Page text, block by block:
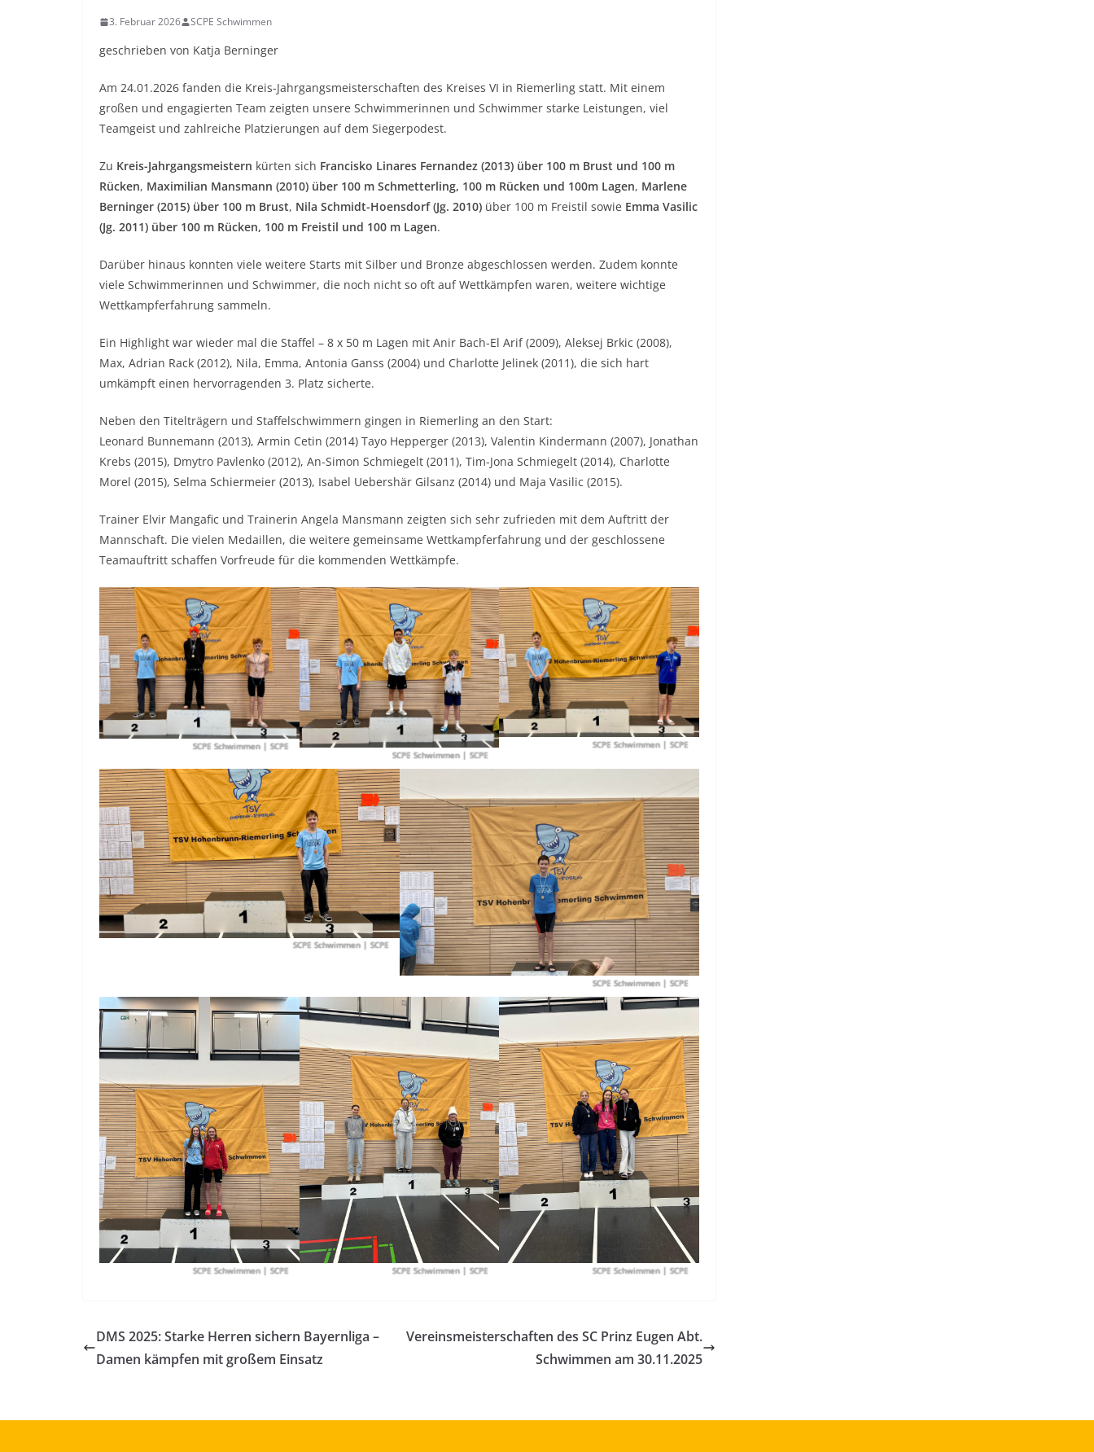
3. Februar 2026 SCPE Schwimmen
geschrieben von Katja Berninger
Am 24.01.2026 fanden die Kreis-Jahrgangsmeisterschaften des Kreises VI in Riemerling statt. Mit einem
großen und engagierten Team zeigten unsere Schwimmerinnen und Schwimmer starke Leistungen, viel
Teamgeist und zahlreiche Platzierungen auf dem Siegerpodest.
Zu Kreis-Jahrgangsmeistern kürten sich Francisko Linares Fernandez (2013) über 100 m Brust und 100 m
Rücken, Maximilian Mansmann (2010) über 100 m Schmetterling, 100 m Rücken und 100m Lagen, Marlene
Berninger (2015) über 100 m Brust, Nila Schmidt-Hoensdorf (Jg. 2010) über 100 m Freistil sowie Emma Vasilic
(Jg. 2011) über 100 m Rücken, 100 m Freistil und 100 m Lagen.
Darüber hinaus konnten viele weitere Starts mit Silber und Bronze abgeschlossen werden. Zudem konnte
viele Schwimmerinnen und Schwimmer, die noch nicht so oft auf Wettkämpfen waren, weitere wichtige
Wettkampferfahrung sammeln.
Ein Highlight war wieder mal die Staffel – 8 x 50 m Lagen mit Anir Bach-El Arif (2009), Aleksej Brkic (2008),
Max, Adrian Rack (2012), Nila, Emma, Antonia Ganss (2004) und Charlotte Jelinek (2011), die sich hart
umkämpft einen hervorragenden 3. Platz sicherte.
Neben den Titelträgern und Staffelschwimmern gingen in Riemerling an den Start:
Leonard Bunnemann (2013), Armin Cetin (2014) Tayo Hepperger (2013), Valentin Kindermann (2007), Jonathan
Krebs (2015), Dmytro Pavlenko (2012), An-Simon Schmiegelt (2011), Tim-Jona Schmiegelt (2014), Charlotte
Morel (2015), Selma Schiermeier (2013), Isabel Uebershär Gilsanz (2014) und Maja Vasilic (2015).
Trainer Elvir Mangafic und Trainerin Angela Mansmann zeigten sich sehr zufrieden mit dem Auftritt der
Mannschaft. Die vielen Medaillen, die weitere gemeinsame Wettkampferfahrung und der geschlossene
Teamauftritt schaffen Vorfreude für die kommenden Wettkämpfe.
SCPE Schwimmen| SCPE
SCPE Schwimmen | SCPE
SCPE Schwimmen | SCPE
SCPE Schwimmen| SCPE
SCPE Schwimmen | SCPE
SCPE Schwimmen| SCPE SCPE Schwimmen | SCPE SCPE Schwimmen | SCPE
DMS 2025: Starke Herren sichern Bayernliga –
Damen kämpfen mit großem Einsatz
Vereinsmeisterschaften des SC Prinz Eugen Abt.
Schwimmen am 30.11.2025